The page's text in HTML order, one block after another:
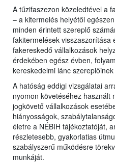
A tűzifaszezon közeledtével a
– a kitermelés helyétől
minden érintett szereplő
fakitermelések visszaszorítása
fakereskedő vállalkozások
érdekében egész évben,
kereskedelmi lánc
A hatóság eddigi vizsgálatai
nyomon követéséhez használt
jogkövető vállalkozások
hiányosságok,
életre a NÉBIH tájékoztatóját,
részletesebb, gyakorlatias
szabályszerű működésre
munkáját.